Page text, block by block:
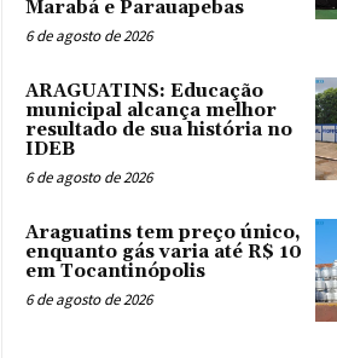
Marabá e Parauapebas
6 de agosto de 2026
ARAGUATINS: Educação
municipal alcança melhor
resultado de sua história no
IDEB
6 de agosto de 2026
Araguatins tem preço único,
enquanto gás varia até R$ 10
em Tocantinópolis
6 de agosto de 2026